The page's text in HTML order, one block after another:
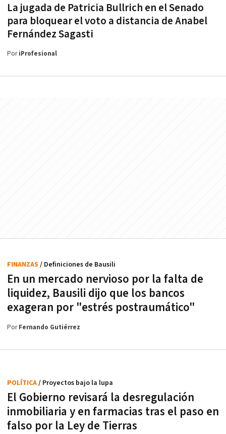
La jugada de Patricia Bullrich en el Senado
para bloquear el voto a distancia de Anabel
Fernández Sagasti
PoriProfesional
En un mercado nervioso por la falta de
liquidez, Bausili dijo que los bancos
exageran por "estrés postraumático"
FINANZAS / Definiciones de Bausili
PorFernando Gutiérrez
El Gobierno revisará la desregulación
inmobiliaria y en farmacias tras el paso en
falso por la Ley de Tierras
POLÍTICA/ Proyectos bajo la lupa